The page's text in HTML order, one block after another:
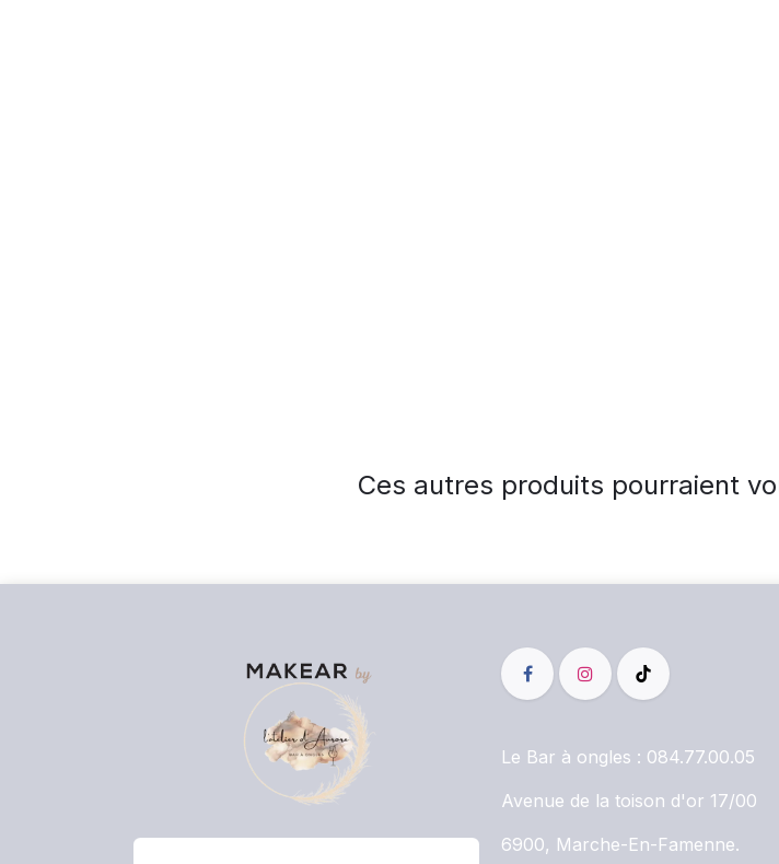
Ces autres produits pourraient
Le Bar à ongles : 084.77.00.05
Avenue de la toison d'or 17/00
6900, Marche-En-Famenne.